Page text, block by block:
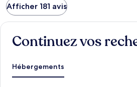
Afficher 181 avis
Continuez vos
Hébergements